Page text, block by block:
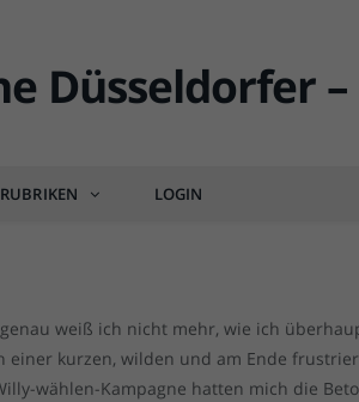
RUBRIKEN LOGIN
Düsseldorf –
weiß ich nicht mehr, wie ich
kurzen, wilden und am Ende
wählen-Kampagne hatten mich die